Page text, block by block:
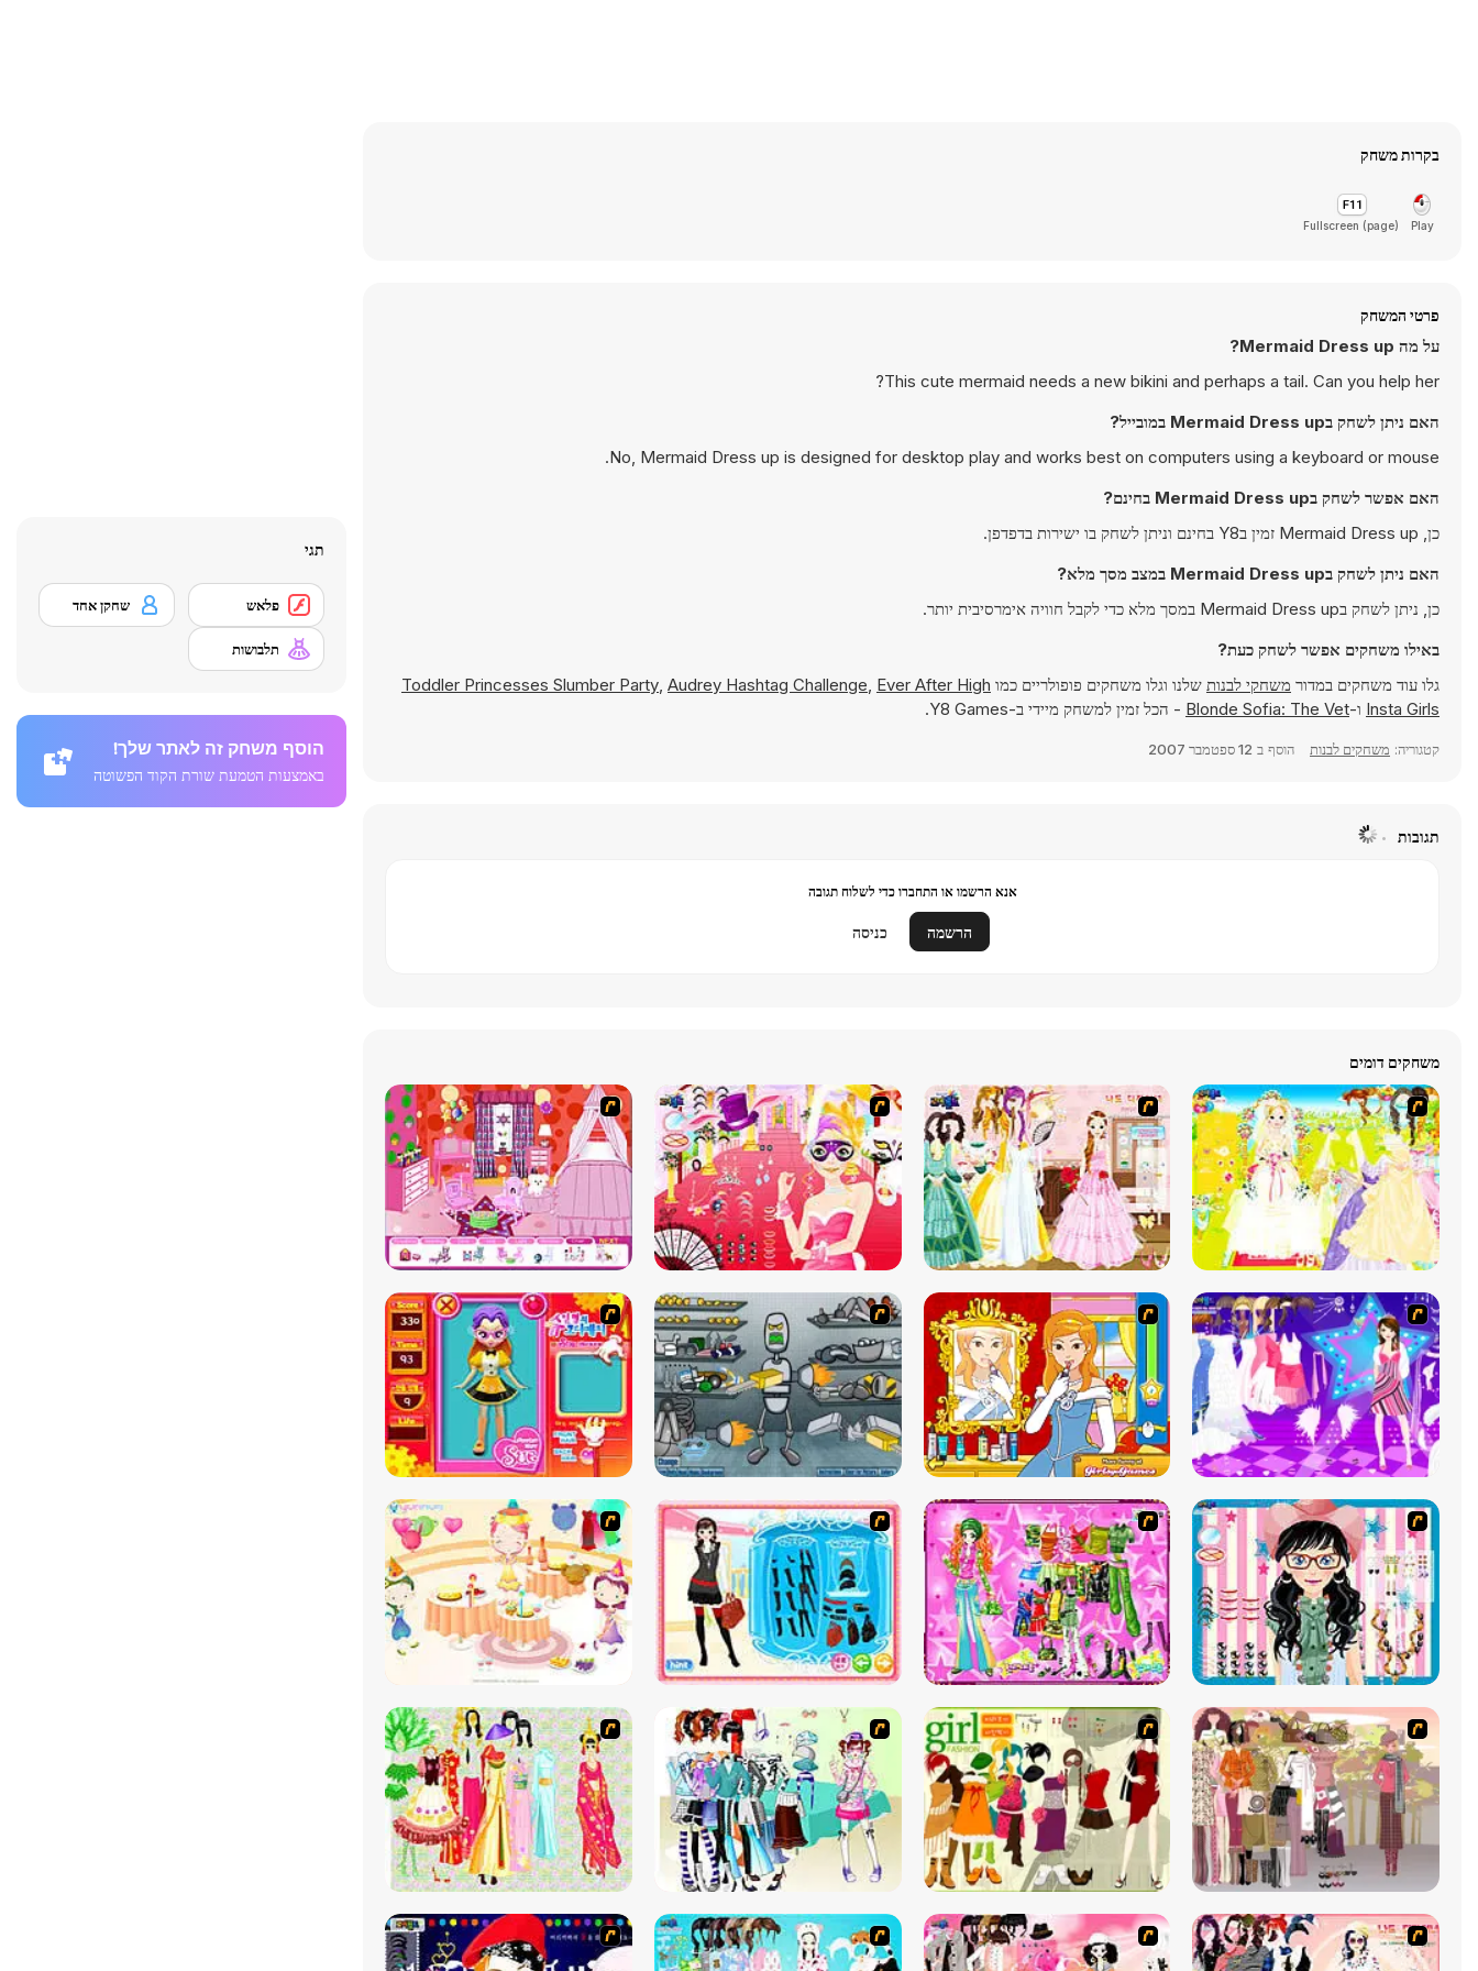
בקרות משחק
Play
Fullscreen (page)
פרטי המשחק
על מה Mermaid Dress up?
This cute mermaid needs a new bikini and perhaps a tail. Can you help her?
האם ניתן לשחק בMermaid Dress up במובייל?
No, Mermaid Dress up is designed for desktop play and works best on computers using a keyboard or mouse.
האם אפשר לשחק בMermaid Dress up בחינם?
כן, Mermaid Dress up זמין בY8 בחינם וניתן לשחק בו ישירות בדפדפן.
האם ניתן לשחק בMermaid Dress up במצב מסך מלא?
כן, ניתן לשחק בMermaid Dress up במסך מלא כדי לקבל חוויה אימרסיבית יותר.
באילו משחקים אפשר לשחק כעת?
גלו עוד משחקים במדור משחקי לבנות שלנו וגלו משחקים פופולריים כמו Toddler Princesses Slumber Party, Audrey Hashtag Challenge, Ever After High
Insta Girls ו-Blonde Sofia: The Vet - הכל זמין למשחק מיידי ב-Y8 Games.
קטגוריה: משחקים לבנות הוסף ב 12 ספטמבר 2007
תגובות
אנא הרשמו או התחברו כדי לשלוח תגובה
הרשמה כניסה
משחקים דומים
תגי
פלאש שחקן אחד
תלבושות
הוסף משחק זה לאתר שלך!
באמצעות הטמעת שורת הקוד הפשוטה